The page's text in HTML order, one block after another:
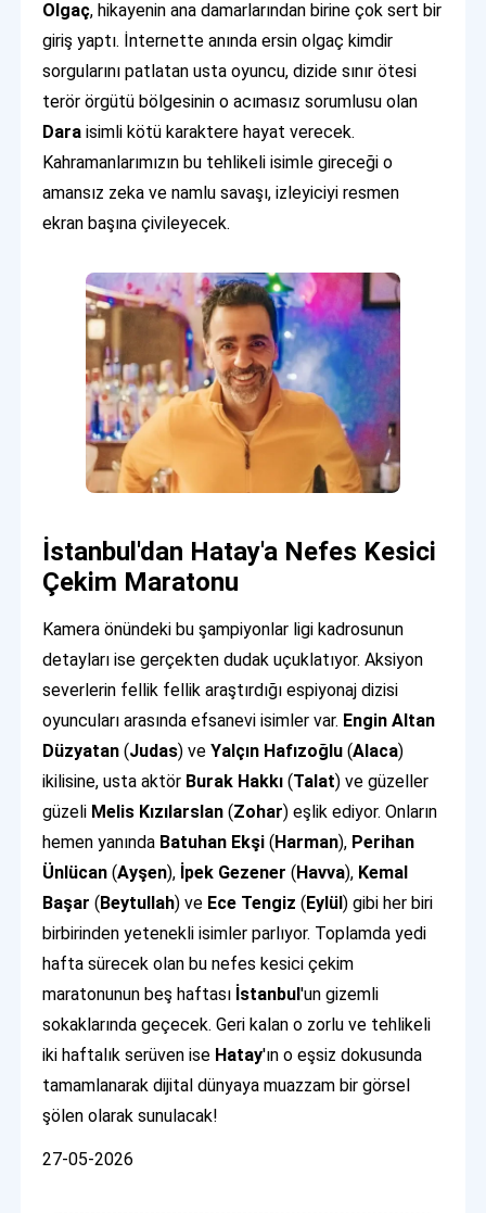
Olgaç, hikayenin ana damarlarından birine çok sert bir
giriş yaptı. İnternette anında ersin olgaç kimdir
sorgularını patlatan usta oyuncu, dizide sınır ötesi
terör örgütü bölgesinin o acımasız sorumlusu olan
Dara isimli kötü karaktere hayat verecek.
Kahramanlarımızın bu tehlikeli isimle gireceği o
amansız zeka ve namlu savaşı, izleyiciyi resmen
ekran başına çivileyecek.
İstanbul'dan Hatay'a Nefes Kesici
Çekim Maratonu
Kamera önündeki bu şampiyonlar ligi kadrosunun
detayları ise gerçekten dudak uçuklatıyor. Aksiyon
severlerin fellik fellik araştırdığı espiyonaj dizisi
oyuncuları arasında efsanevi isimler var. Engin Altan
Düzyatan (Judas) veYalçın Hafızoğlu (Alaca)
ikilisine, usta aktör Burak Hakkı (Talat) ve güzeller
güzeli Melis Kızılarslan (Zohar) eşlik ediyor. Onların
hemen yanında Batuhan Ekşi (Harman), Perihan
Ünlücan (Ayşen), İpek Gezener (Havva), Kemal
Başar (Beytullah) ve Ece Tengiz (Eylül) gibi her biri
birbirinden yetenekli isimler parlıyor. Toplamda yedi
hafta sürecek olan bu nefes kesici çekim
maratonunun beş haftası İstanbul'un gizemli
sokaklarında geçecek. Geri kalan o zorlu ve tehlikeli
iki haftalık serüven ise Hatay'ın o eşsiz dokusunda
tamamlanarak dijital dünyaya muazzam bir görsel
şölen olarak sunulacak!
27-05-2026